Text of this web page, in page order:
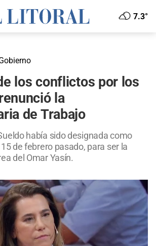
7.3°
los conflictos por los
la
de Trabajo
había sido designada como
de febrero pasado, para ser la
del Omar Yasín.